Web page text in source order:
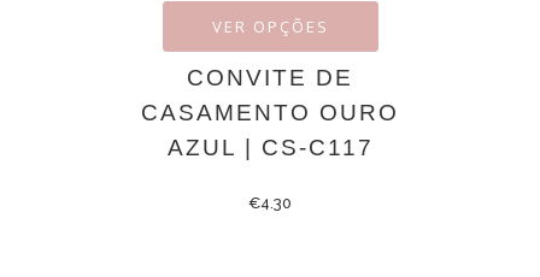
VER OPÇÕES
CONVITE DE
CASAMENTO OURO
AZUL | CS-C117
€4.30